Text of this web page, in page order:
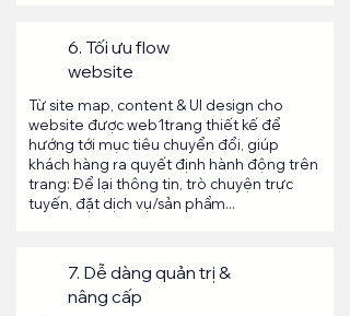
6. Tối ưu flow
website
Từ site map, content & UI design cho
website được web1trang thiết kế để
hướng tới mục tiêu chuyển đổi, giúp
khách hàng ra quyết định hành động trên
trang: Để lại thông tin, trò chuyện trực
tuyến, đặt dịch vụ/sản phẩm...
7. Dễ dàng quản trị &
nâng cấp